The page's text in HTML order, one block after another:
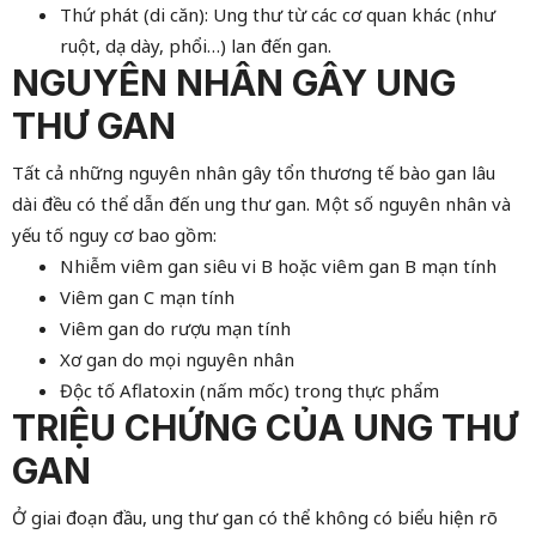
Thứ phát (di căn): Ung thư từ các cơ quan khác (như
ruột, dạ dày, phổi…) lan đến gan.
NGUYÊN NHÂN GÂY UNG
THƯ GAN
Tất cả những nguyên nhân gây tổn thương tế bào gan lâu
dài đều có thể dẫn đến ung thư gan. Một số nguyên nhân và
yếu tố nguy cơ bao gồm:
Nhiễm viêm gan siêu vi B hoặc viêm gan B mạn tính
Viêm gan C mạn tính
Viêm gan do rượu mạn tính
Xơ gan do mọi nguyên nhân
Độc tố Aflatoxin (nấm mốc) trong thực phẩm
TRIỆU CHỨNG CỦA UNG THƯ
GAN
Ở giai đoạn đầu, ung thư gan có thể không có biểu hiện rõ